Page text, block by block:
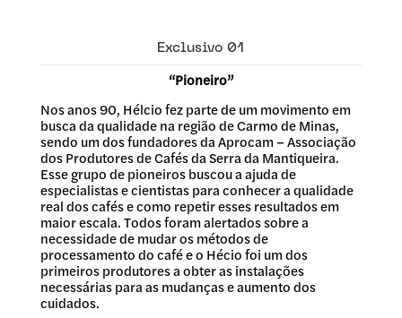
Exclusivo 01
“Pioneiro”
Nos anos 90, Hélcio fez parte de um movimento em
busca da qualidade na região de Carmo de Minas,
sendo um dos fundadores da Aprocam – Associação
dos Produtores de Cafés da Serra da Mantiqueira.
Esse grupo de pioneiros buscou a ajuda de
especialistas e cientistas para conhecer a qualidade
real dos cafés e como repetir esses resultados em
maior escala. Todos foram alertados sobre a
necessidade de mudar os métodos de
processamento do café e o Hécio foi um dos
primeiros produtores a obter as instalações
necessárias para as mudanças e aumento dos
cuidados.